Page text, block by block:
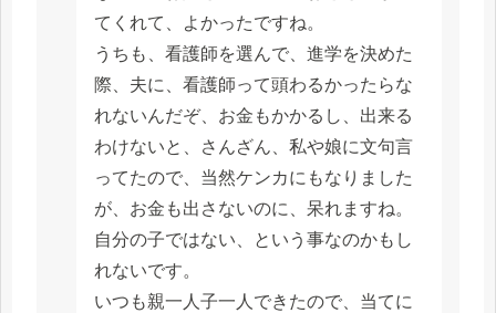
てくれて、よかったですね。
うちも、看護師を選んで、進学を決めた
際、夫に、看護師って頭わるかったらな
れないんだぞ、お金もかかるし、出来る
わけないと、さんざん、私や娘に文句言
ってたので、当然ケンカにもなりました
が、お金も出さないのに、呆れますね。
自分の子ではない、という事なのかもし
れないです。
いつも親一人子一人できたので、当てに